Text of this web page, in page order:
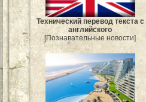
Технический перевод текста с
английского
[Познавательные новости]